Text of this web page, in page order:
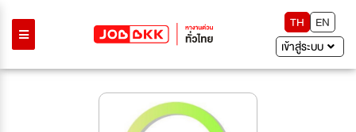
TH
EN
เข้าสู่ระบบ